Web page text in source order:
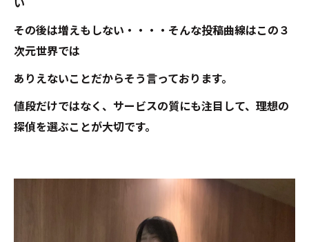
い
その後は増えもしない・・・・そんな投稿曲線はこの３
次元世界では
ありえないことだからそう言っております。
値段だけではなく、サービスの質にも注目して、理想の
探偵を選ぶことが大切です。